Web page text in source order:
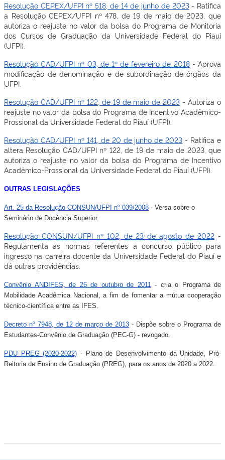
Resolução CEPEX/UFPI nº 518, de 14 de junho de 2023- Ratifica
a Resolução CEPEX/UFPI nº 478, de 19 de maio de 2023, que
autoriza o reajuste no valor da bolsa do Programa de Monitoria
dos Cursos de Graduação da Universidade Federal do Piauí
(UFPI).
Resolução CAD/UFPI nº 03, de 1º de fevereiro de 2018- Aprova
modificação de denominação e de subordinação de órgãos da
UFPI.
Resolução CAD/UFPI nº 122, de 19 de maio de 2023 - Autoriza o
reajuste no valor da bolsa do Programa de Incentivo Acadêmico-
Prossional da Universidade Federal do Piauí (UFPI).
Resolução CAD/UFPI nº 141, de 20 de junho de 2023 - Ratifica e
altera Resolução CAD/UFPI nº 122, de 19 de maio de 2023, que
autoriza o reajuste no valor da bolsa do Programa de Incentivo
Acadêmico-Prossional da Universidade Federal do Piauí (UFPI).
OUTRAS LEGISLAÇÕES
Art. 25 da Resolução CONSUN/UFPI nº 039/2008 - Versa sobre o
Seminário de Docência Superior.
Resolução CONSUN/UFPI nº 102, de 23 de agosto de 2022 -
Regulamenta as normas referentes a concurso público para
ingresso na carreira docente da Universidade Federal do Piauí e
dá outras providências.
Convênio ANDIFES, de 26 de outubro de 2011- cria o Programa de
Mobilidade Acadêmica Nacional, a fim de fomentar a mútua cooperação
técnico-científica entre as IFES.
Decreto nº 7948, de 12 de março de 2013 - Dispõe sobre o Programa de
Estudantes-Convênio de Graduação (PEC-G) - revogado.
PDU PREG (2020-2022) - Plano de Desenvolvimento da Unidade, Pró-
Reitoria de Ensino de Graduação (PREG), para os anos de 2020 a 2022.